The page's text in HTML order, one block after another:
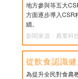
地方參與等五大
方面逐步導入CSR
續。
新聞來源：農業科
從飲食認識
為提升全民對食農